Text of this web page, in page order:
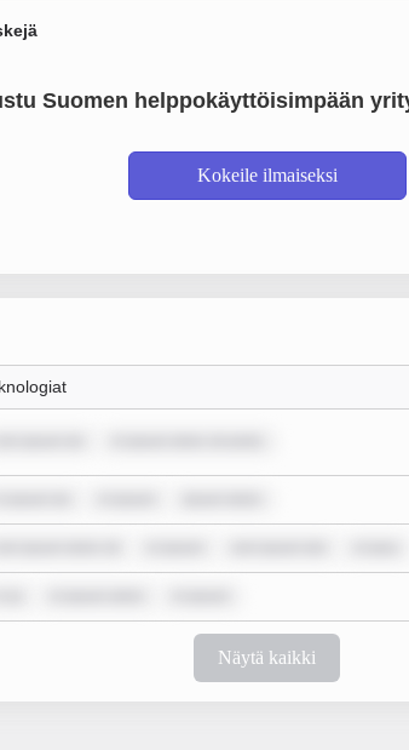
Suomen helppokäyttöisimpään
Kokeile ilmaiseksi
Näytä kaikki